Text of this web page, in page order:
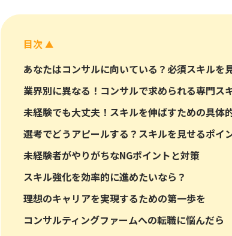
目次 ▲
あなたはコンサルに向いている？必須スキルを
業界別に異なる！コンサルで求められる専門ス
未経験でも大丈夫！スキルを伸ばすための具体
選考でどうアピールする？スキルを見せるポイ
未経験者がやりがちなNGポイントと対策
スキル強化を効率的に進めたいなら？
理想のキャリアを実現するための第一歩を
コンサルティングファームへの転職に悩んだら